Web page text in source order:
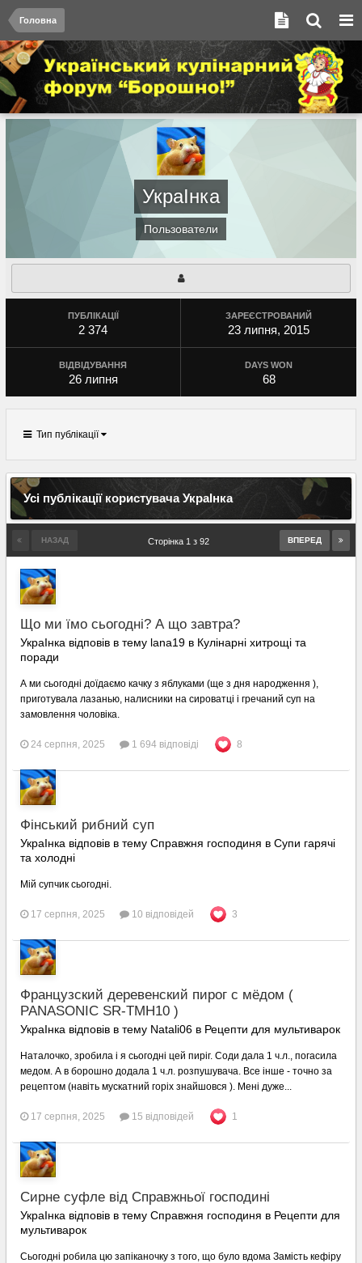
Головна
УкраІнка
Пользователи
ПУБЛІКАЦІЇ
2 374
ЗАРЕЄСТРОВАНИЙ
23 липня, 2015
ВІДВІДУВАННЯ
26 липня
DAYS WON
68
Тип публікації
Усі публікації користувача УкраІнка
НАЗАД ВПЕРЕД
Сторінка 1 з 92
Що ми їмо сьогодні? А що завтра?
УкраІнка відповів в тему lana19 в Кулінарні хитрощі та
поради
А ми сьогодні доїдаємо качку з яблуками (ще з дня народження ),
приготувала лазанью, налисники на сироватці і гречаний суп на
замовлення чоловіка.
24 серпня, 2025 1 694 відповіді 8
Фінський рибний суп
УкраІнка відповів в тему Справжня господиня в Супи гарячі
та холодні
Мій супчик сьогодні.
17 серпня, 2025 10 відповідей 3
Французский деревенский пирог с мёдом (
PANASONIC SR-TMH10 )
УкраІнка відповів в тему Natali06 в Рецепти для мультиварок
Наталочко, зробила і я сьогодні цей пиріг. Соди дала 1 ч.л., погасила
медом. А в борошно додала 1 ч.л. розпушувача. Все інше - точно за
рецептом (навіть мускатний горіх знайшовся ). Мені дуже...
17 серпня, 2025 15 відповідей 1
Сирне суфле від Справжньої господині
УкраІнка відповів в тему Справжня господиня в Рецепти для
мультиварок
Сьогодні робила цю запіканочку з того, що було вдома Замість кефіру